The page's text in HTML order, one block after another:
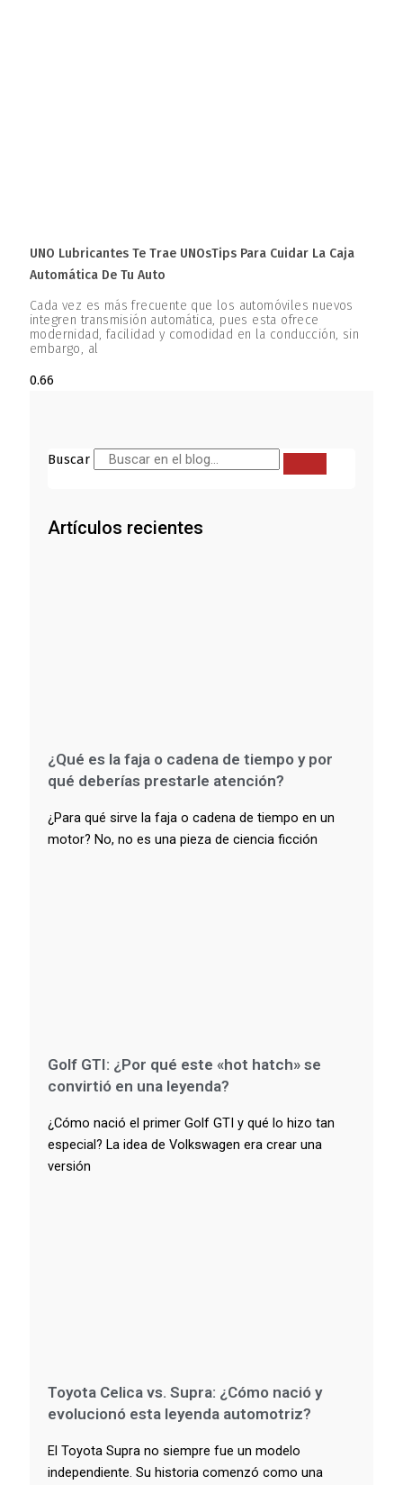
UNO Lubricantes Te Trae UNOsTips Para Cuidar La Caja
Automática De Tu Auto
Cada vez es más frecuente que los automóviles nuevos
integren transmisión automática, pues esta ofrece
modernidad, facilidad y comodidad en la conducción, sin
embargo, al
Buscar
Artículos recientes
¿Qué es la faja o cadena de tiempo y por
qué deberías prestarle atención?
¿Para qué sirve la faja o cadena de tiempo en un
motor? No, no es una pieza de ciencia ficción
Golf GTI: ¿Por qué este «hot hatch» se
convirtió en una leyenda?
¿Cómo nació el primer Golf GTI y qué lo hizo tan
especial? La idea de Volkswagen era crear una
versión
Toyota Celica vs. Supra: ¿Cómo nació y
evolucionó esta leyenda automotriz?
El Toyota Supra no siempre fue un modelo
independiente. Su historia comenzó como una